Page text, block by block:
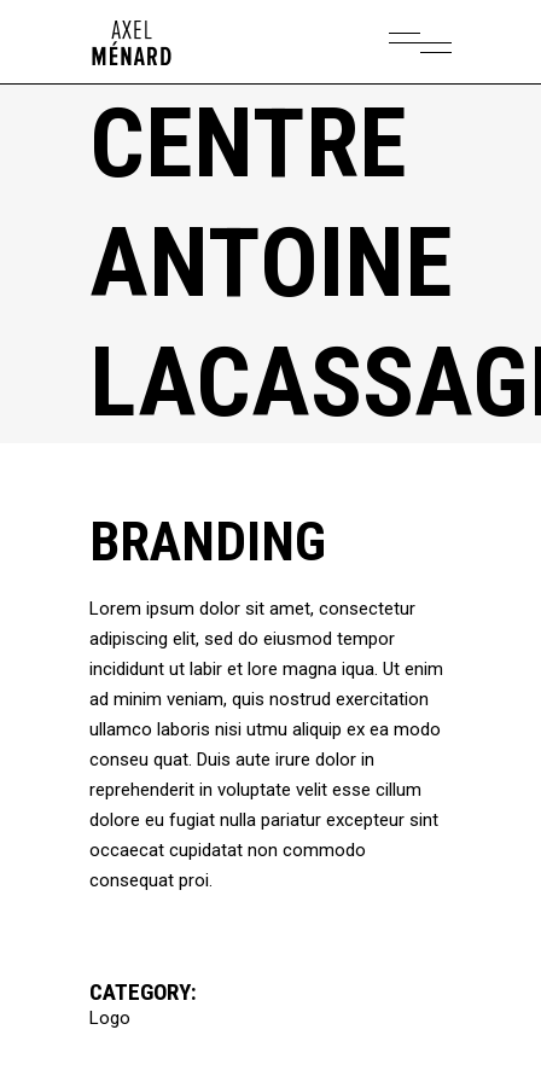
CENTRE
ANTOINE
BRANDING
Lorem ipsum dolor sit amet, consectetur
adipiscing elit, sed do eiusmod tempor
incididunt ut labir et lore magna iqua. Ut enim
ad minim veniam, quis nostrud exercitation
ullamco laboris nisi utmu aliquip ex ea modo
conseu quat. Duis aute irure dolor in
reprehenderit in voluptate velit esse cillum
dolore eu fugiat nulla pariatur excepteur sint
occaecat cupidatat non commodo
consequat proi.
CATEGORY:
Logo